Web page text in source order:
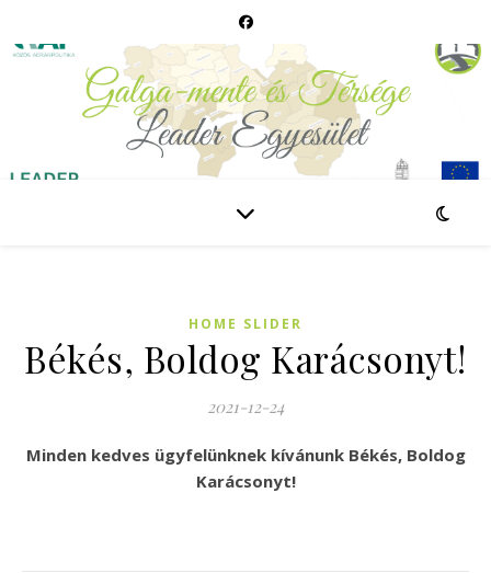
HOME SLIDER
Békés, Boldog Karácsonyt!
2021-12-24
Minden kedves ügyfelünknek kívánunk Békés, Boldog
Karácsonyt!